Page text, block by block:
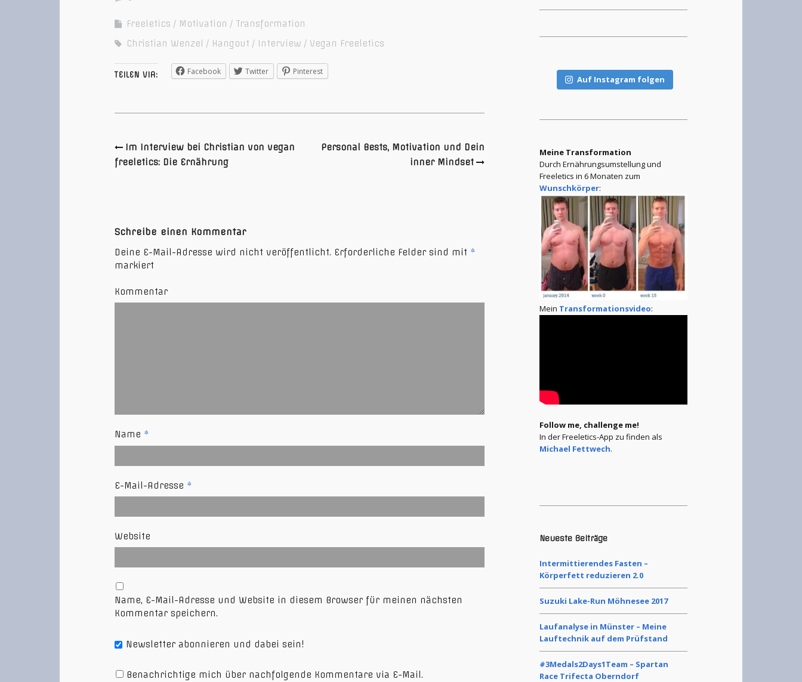
Freeletics Motivation
Transformation
Christian Wenzel
Hangout Interview Vegan Freeletics
TEILEN VIA: Facebook Twitter Pinterest
Im Interview bei Christian von vegan
freeletics: Die Ernährung
Personal Bests, Motivation und Dein
inner Mindset
Schreibe einen Kommentar
Deine E-Mail-Adresse wird nicht veröffentlicht. Erforderliche Felder sind mit *
markiert
Kommentar
Name *
E-Mail-Adresse *
Website
Name, E-Mail-Adresse und Website in diesem Browser für meinen nächsten
Kommentar speichern.
Newsletter abonnieren und dabei sein!
Benachrichtige mich über nachfolgende Kommentare via E-Mail.
Auf Instagram folgen
Meine Transformation
Durch Ernährungsumstellung und
Freeletics in 6 Monaten zum
Wunschkörper:
Mein Transformationsvideo:
Follow me, challenge me!
In der Freeletics-App zu finden als
Michael Fettwech.
Neueste Beiträge
Intermittierendes Fasten –
Körperfett reduzieren 2.0
Suzuki Lake-Run Möhnesee 2017
Laufanalyse in Münster – Meine
Lauftechnik auf dem Prüfstand
#3Medals2Days1Team – Spartan
Race Trifecta Oberndorf